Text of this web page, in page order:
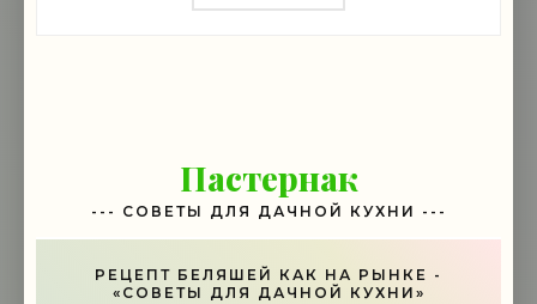
Пастернак
--- СОВЕТЫ ДЛЯ ДАЧНОЙ КУХНИ ---
РЕЦЕПТ БЕЛЯШЕЙ КАК НА РЫНКЕ -
«СОВЕТЫ ДЛЯ ДАЧНОЙ КУХНИ»